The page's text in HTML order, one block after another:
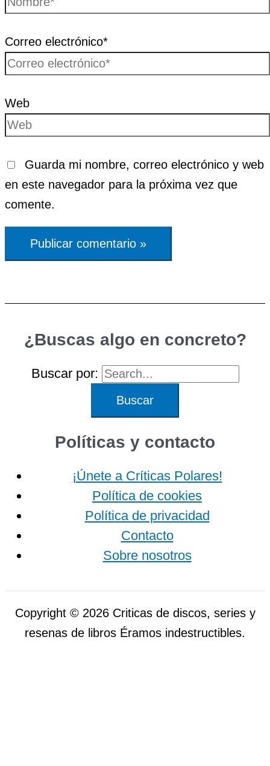
Correo electrónico*
Web
Guarda mi nombre, correo electrónico y web
en este navegador para la próxima vez que
comente.
¿Buscas algo en concreto?
Buscar por:
Políticas y contacto
¡Únete a Críticas Polares!
Política de cookies
Política de privacidad
Contacto
Sobre nosotros
Copyright © 2026 Criticas de discos, series y
resenas de libros Éramos indestructibles.